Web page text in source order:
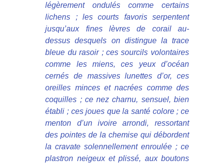
légèrement ondulés comme certains
lichens ; les courts favoris serpentent
jusqu’aux fines lèvres de corail au-
dessus desquels on distingue la trace
bleue du rasoir ; ces sourcils volontaires
comme les miens, ces yeux d’océan
cernés de massives lunettes d’or, ces
oreilles minces et nacrées comme des
coquilles ; ce nez charnu, sensuel, bien
établi ; ces joues que la santé colore ; ce
menton d’un ivoire arrondi, ressortant
des pointes de la chemise qui débordent
la cravate solennellement enroulée ; ce
plastron neigeux et plissé, aux boutons